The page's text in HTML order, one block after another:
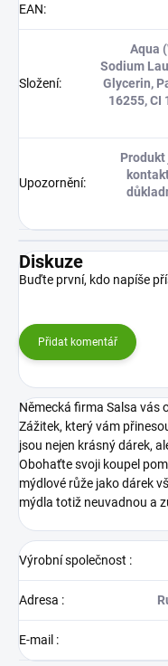
EAN:
Složení:
Aqua
Sodium
Glycerin,
16255, CI
Upozornění:
Diskuze
Buďte první, kdo napíše
Přidat komentář
Německá firma Salsa vás
Zážitek, který vám
jsou nejen krásný dárek,
Obohaťte svoji koupel
mýdlové růže jako dárek
mýdla totiž neuvadnou a
Výrobní společnost :
Adresa :
E-mail :